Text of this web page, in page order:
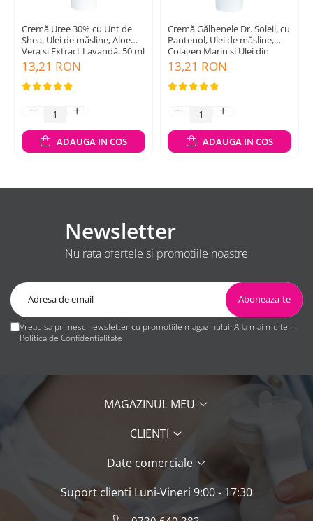
Cremă Uree 30% cu Unt de
Shea, Ulei de măsline, Aloe
Vera și Extract Lavandă, 50 ml
13,21 RON
ADAUGA IN COS
Cremă Gălbenele Dr. Soleil, cu
Pantenol, Ulei de măsline,
Colagen Marin și Ulei din
sâmburi de struguri, 50 ml
13,21 RON
ADAUGA IN COS
Newsletter
Nu rata ofertele si promotiile noastre
Vreau sa primesc newsletter cu promotiile magazinului. Afla mai multe in
Politica de Confidentialitate
MAGAZINUL MEU
CLIENTI
Date comerciale
Suport clientiLuni-Vineri 9:00 - 17:30